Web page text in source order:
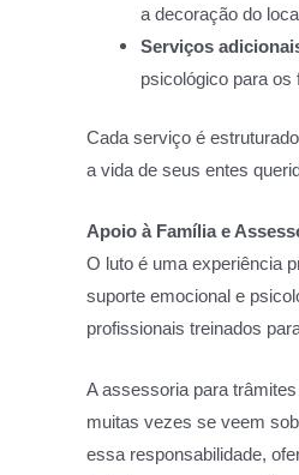
a decoração do
Serviços
psicológico para
Cada serviço é
a vida de seus entes
Apoio à Família e
O luto é uma experiência
suporte emocional e
profissionais treinados
A assessoria para
muitas vezes se veem
essa responsabilidade,